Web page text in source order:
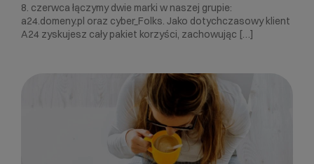
8. czerwca łączymy dwie marki w naszej grupie:
a24.domeny.pl oraz cyber_Folks. Jako dotychczasowy klient
A24 zyskujesz cały pakiet korzyści, zachowując […]